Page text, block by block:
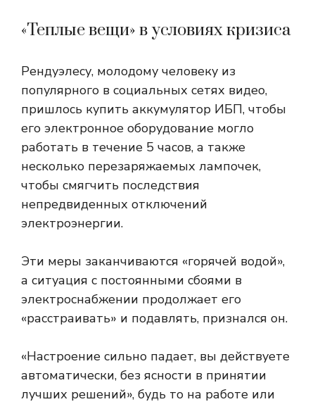
«Теплые вещи» в условиях кризиса
Рендуэлесу, молодому человеку из
популярного в социальных сетях видео,
пришлось купить аккумулятор ИБП, чтобы
его электронное оборудование могло
работать в течение 5 часов, а также
несколько перезаряжаемых лампочек,
чтобы смягчить последствия
непредвиденных отключений
электроэнергии.
Эти меры заканчиваются «горячей водой»,
а ситуация с постоянными сбоями в
электроснабжении продолжает его
«расстраивать» и подавлять, признался он.
«Настроение сильно падает, вы действуете
автоматически, без ясности в принятии
лучших решений», будь то на работе или